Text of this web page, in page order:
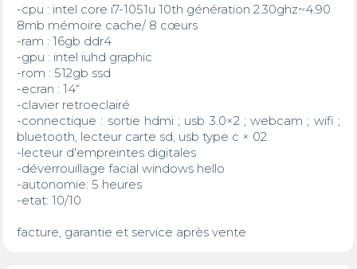
-cpu : intel core i7-1051u 10th génération 2.30ghz~4.90
8mb mémoire cache/ 8 cœurs
-ram : 16gb ddr4
-gpu : intel iuhd graphic
-rom : 512gb ssd
-ecran : 14“
-clavier retroeclairé
-connectique : sortie hdmi ; usb 3.0×2 ; webcam ; wifi ;
bluetooth, lecteur carte sd, usb type c × 02
-lecteur d'empreintes digitales
-déverrouillage facial windows hello
-autonomie: 5 heures
-etat: 10/10
facture, garantie et service après vente